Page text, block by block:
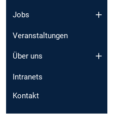
Jobs
Veranstaltungen
Über uns
Intranets
Kontakt